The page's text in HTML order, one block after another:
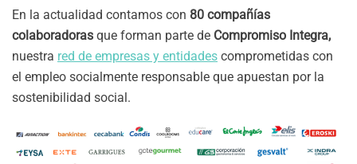
En la actualidad contamos con 80 compañías
colaboradoras que forman parte de Compromiso Integra,
nuestra red de empresas y entidades comprometidas con
el empleo socialmente responsable que apuestan por la
sostenibilidad social.